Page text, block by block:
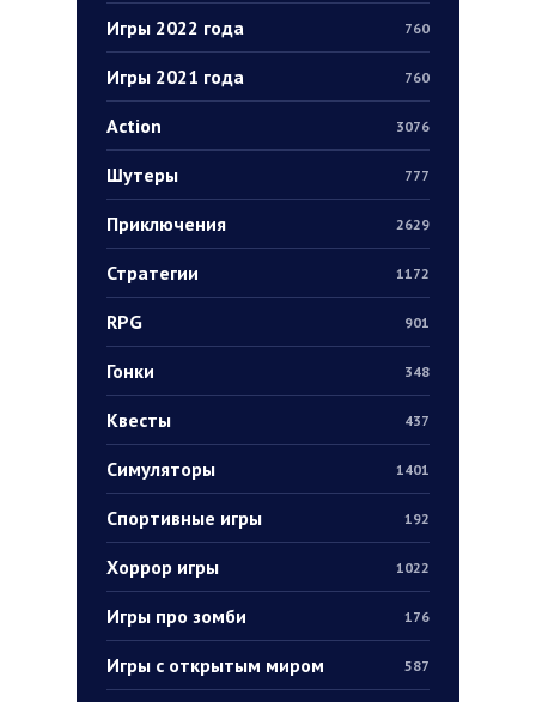
Игры 2022 года 760
Игры 2021 года 760
Action 3076
Шутеры 777
Приключения 2629
Стратегии 1172
RPG 901
Гонки 348
Квесты 437
Симуляторы 1401
Спортивные игры 192
Хоррор игры 1022
Игры про зомби 176
Игры с открытым миром 587